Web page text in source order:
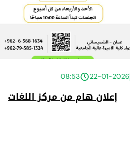
22-01-2026
08:53
إعلان هام من مركز اللغات